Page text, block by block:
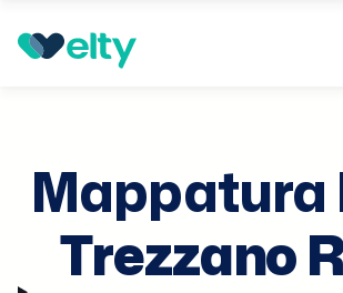
Prenota visita
Mappatura
Trezzano